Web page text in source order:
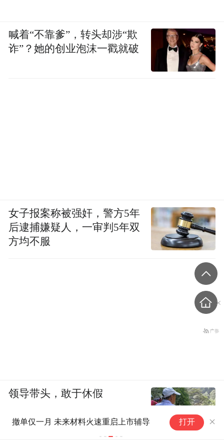
市辅导
济南大学讲师担任实控人，冲刺上市的莱
芜“小巨人”威马股份寻觅投资人未果打开
喊着“不靠爹”，转头却涉“欺
诈”？她的创业泡沫一戳就破
女子报案称被强奸，警方5年
后逮捕嫌疑人，一审判5年双
方均不服
领导带头，敢于休假